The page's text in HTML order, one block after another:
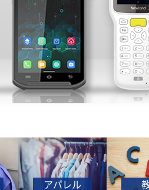
アパレル 教育